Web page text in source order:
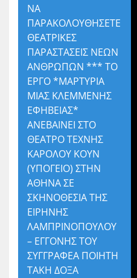
ΝΑ
ΠΑΡΑΚΟΛΟΥΘΗΣΕΤΕ
ΘΕΑΤΡΙΚΕΣ
ΠΑΡΑΣΤΑΣΕΙΣ ΝΕΩΝ
ΑΝΘΡΩΠΩΝ *** ΤΟ
ΕΡΓΟ *ΜΑΡΤΥΡΙΑ
ΜΙΑΣ ΚΛΕΜΜΕΝΗΣ
ΕΦΗΒΕΙΑΣ*
ΑΝΕΒΑΙΝΕΙ ΣΤΟ
ΘΕΑΤΡΟ ΤΕΧΝΗΣ
ΚΑΡΟΛΟΥ ΚΟΥΝ
(ΥΠΟΓΕΙΟ) ΣΤΗΝ
ΑΘΗΝΑ ΣΕ
ΣΚΗΝΟΘΕΣΙΑ ΤΗΣ
ΕΙΡΗΝΗΣ
ΛΑΜΠΡΙΝΟΠΟΥΛΟΥ
– ΕΓΓΟΝΗΣ ΤΟΥ
ΣΥΓΓΡΑΦΕΑ ΠΟΙΗΤΗ
ΤΑΚΗ ΔΟΞΑ